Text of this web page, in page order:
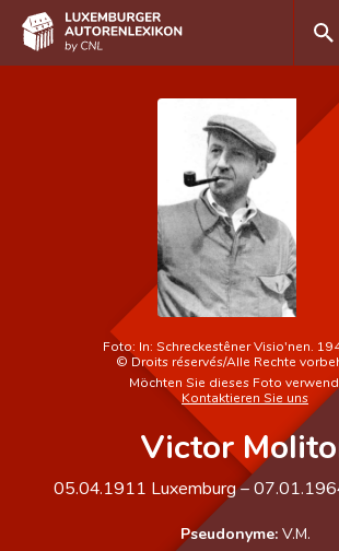
Autor(inn)en A-Z
Erweiterte Suche
Häufige Fragen und Antworten
Foto: In: Schreckestêner Visio'nen.
© Droits réservés/Alle Rechte
Möchten Sie dieses Foto
Kontaktieren Sie uns
Victor
05.04.1911 Luxemburg–
Pseudonyme: V.M.